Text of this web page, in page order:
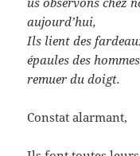
aujourd’hui,
Ils lient des
épaules des
remuer du doigt.
Constat alarmant,